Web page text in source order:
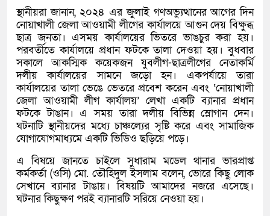
স্থানীয়রা জানান, ২০২৪ এর জুলাই গণঅভ্যুত্থানের আগের দিন
নোয়াখালী জেলা আওয়ামী লীগের কার্যালয়ে আগুন দেয় বিক্ষুব্ধ
ছাত্র জনতা। এসময় কার্যালয়ের ভিতরে ভাঙচুর করা হয়।
পরবর্তীতে কার্যালয়ে প্রধান ফটকে তালা দেওয়া হয়। বুধবার
সকালে আকস্মিক কয়েকজন যুবলীগ-ছাত্রলীগের নেতাকর্মি
দলীয় কার্যালয়ের সামনে জড়ো হন। একপর্যায়ে তারা
কার্যালয়ের তালা ভেঙে ভেতরে প্রবেশ করেন এবং ‘নোয়াখালী
জেলা আওয়ামী লীগ কার্যালয়’ লেখা একটি ব্যানার প্রধান
ফটকে টাঙান। এ সময় তারা দলীয় বিভিন্ন স্লোগান দেন।
ঘটনাটি স্থানীয়দের মধ্যে চাঞ্চল্যের সৃষ্টি করে এবং সামাজিক
যোগাযোগমাধ্যমে একটি ভিডিও ছড়িয়ে পড়ে।
এ বিষয়ে জানতে চাইলে সুধারাম মডেল থানার ভারপ্রাপ্ত
কর্মকর্তা (ওসি) মো. তৌহিদুল ইসলাম বলেন, ভোরে কিছু লোক
সেখানে ব্যানার টাঙায়। বিষয়টি আমাদের নজরে এসেছে।
ঘটনার কিছুক্ষণ পরই ব্যানারটি সরিয়ে নেওয়া হয়।